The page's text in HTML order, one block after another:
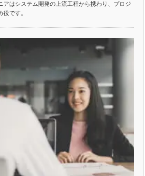
アはシステム開発の上流工程から携わり、プロジ
です。